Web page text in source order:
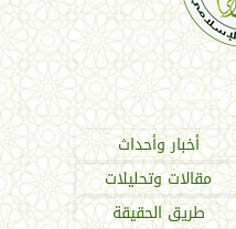
أخبار وأحداث
مقالات وتحليلات
طريق الحقيقة